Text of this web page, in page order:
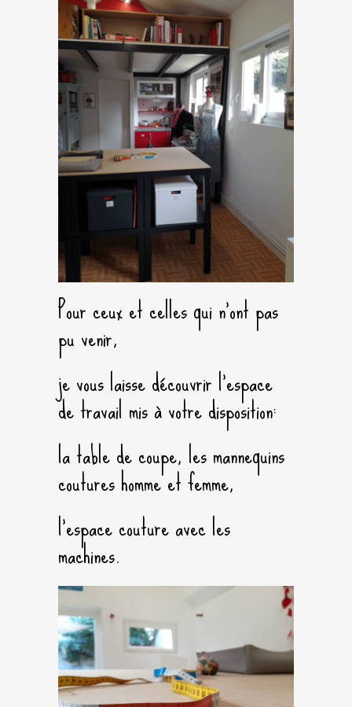
Pour ceux et celles qui n’ont pas
pu venir,
je vous laisse découvrir l’espace
de travail mis à votre disposition:
la table de coupe, les mannequins
coutures homme et femme,
l’espace couture avec les
machines.